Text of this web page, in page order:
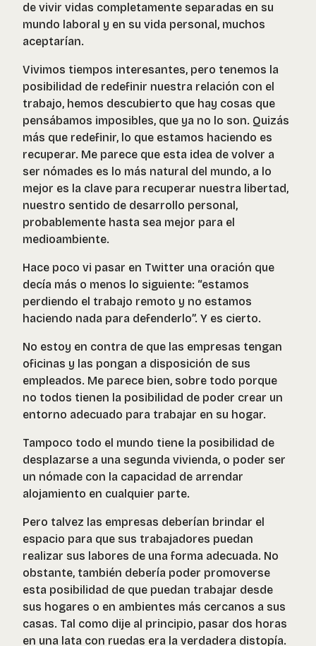
de vivir vidas completamente separadas en su
mundo laboral y en su vida personal, muchos
aceptarían.
Vivimos tiempos interesantes, pero tenemos la
posibilidad de redefinir nuestra relación con el
trabajo, hemos descubierto que hay cosas que
pensábamos imposibles, que ya no lo son. Quizás
más que redefinir, lo que estamos haciendo es
recuperar. Me parece que esta idea de volver a
ser nómades es lo más natural del mundo, a lo
mejor es la clave para recuperar nuestra libertad,
nuestro sentido de desarrollo personal,
probablemente hasta sea mejor para el
medioambiente.
Hace poco vi pasar en Twitter una oración que
decía más o menos lo siguiente: “estamos
perdiendo el trabajo remoto y no estamos
haciendo nada para defenderlo”. Y es cierto.
No estoy en contra de que las empresas tengan
oficinas y las pongan a disposición de sus
empleados. Me parece bien, sobre todo porque
no todos tienen la posibilidad de poder crear un
entorno adecuado para trabajar en su hogar.
Tampoco todo el mundo tiene la posibilidad de
desplazarse a una segunda vivienda, o poder ser
un nómade con la capacidad de arrendar
alojamiento en cualquier parte.
Pero talvez las empresas deberían brindar el
espacio para que sus trabajadores puedan
realizar sus labores de una forma adecuada. No
obstante, también debería poder promoverse
esta posibilidad de que puedan trabajar desde
sus hogares o en ambientes más cercanos a sus
casas. Tal como dije al principio, pasar dos horas
en una lata con ruedas era la verdadera distopía.